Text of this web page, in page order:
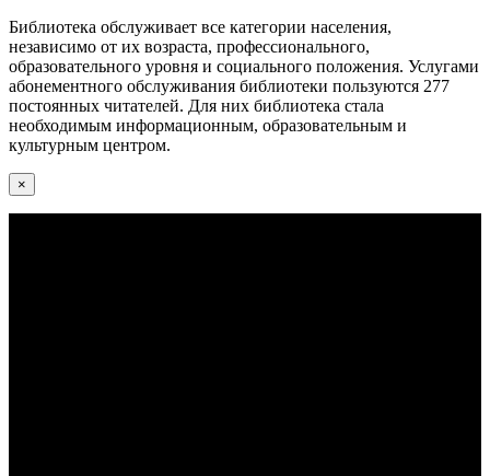
Библиотека обслуживает все категории населения,
независимо от их возраста, профессионального,
образовательного уровня и социального положения. Услугами
абонементного обслуживания библиотеки пользуются 277
постоянных читателей. Для них библиотека стала
необходимым информационным, образовательным и
культурным центром.
×